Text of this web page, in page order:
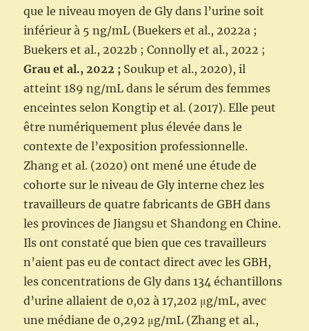
que le niveau moyen de Gly dans l’urine soit
inférieur à 5 ng/mL (Buekers et al., 2022a ;
Buekers et al., 2022b ; Connolly et al., 2022 ;
Grau et al., 2022 ; Soukup et al., 2020), il
atteint 189 ng/mL dans le sérum des femmes
enceintes selon Kongtip et al. (2017). Elle peut
être numériquement plus élevée dans le
contexte de l’exposition professionnelle.
Zhang et al. (2020) ont mené une étude de
cohorte sur le niveau de Gly interne chez les
travailleurs de quatre fabricants de GBH dans
les provinces de Jiangsu et Shandong en Chine.
Ils ont constaté que bien que ces travailleurs
n’aient pas eu de contact direct avec les GBH,
les concentrations de Gly dans 134 échantillons
d’urine allaient de 0,02 à 17,202 μg/mL, avec
une médiane de 0,292 μg/mL (Zhang et al.,